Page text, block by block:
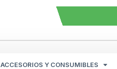
ACCESORIOS Y CONSUMIBLES